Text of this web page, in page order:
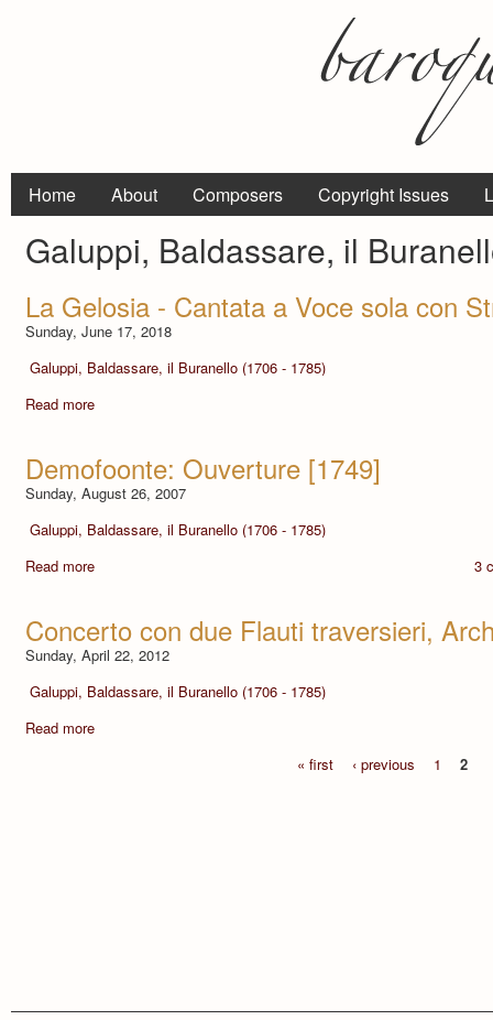
Home About Composers Copyright Issues
Galuppi, Baldassare, il
La Gelosia - Cantata a Voce sola con
Sunday, June 17, 2018
Galuppi, Baldassare, il Buranello (1706 - 1785)
Read more
Demofoonte: Ouverture [1749]
Sunday, August 26, 2007
Galuppi, Baldassare, il Buranello (1706 - 1785)
Read more
3
Concerto con due Flauti traversieri,
Sunday, April 22, 2012
Galuppi, Baldassare, il Buranello (1706 - 1785)
Read more
« first
‹ previous 1 2